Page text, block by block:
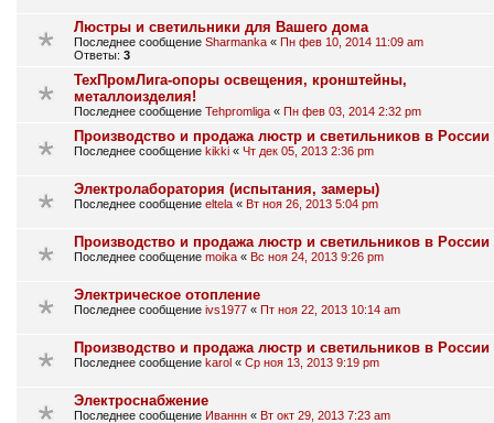
Люстры и светильники для Вашего дома
Последнее сообщение Sharmanka « Пн фев 10, 2014 11:09 am
Ответы: 3
ТехПромЛига-опоры освещения, кронштейны,
металлоизделия!
Последнее сообщение Tehpromliga « Пн фев 03, 2014 2:32 pm
Производство и продажа люстр и светильников в России
Последнее сообщение kikki « Чт дек 05, 2013 2:36 pm
Электролаборатория (испытания, замеры)
Последнее сообщение eltela « Вт ноя 26, 2013 5:04 pm
Производство и продажа люстр и светильников в России
Последнее сообщение moika « Вс ноя 24, 2013 9:26 pm
Электрическое отопление
Последнее сообщение ivs1977 « Пт ноя 22, 2013 10:14 am
Производство и продажа люстр и светильников в России
Последнее сообщение karol « Ср ноя 13, 2013 9:19 pm
Электроснабжение
Последнее сообщение Иваннн « Вт окт 29, 2013 7:23 am